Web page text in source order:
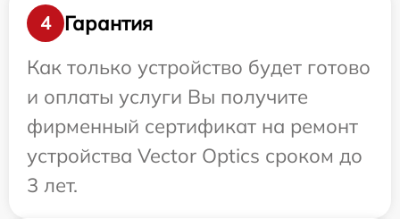
4
Гарантия
Как только устройство будет готово
и оплаты услуги Вы получите
фирменный сертификат на ремонт
устройства Vector Optics сроком до
3 лет.